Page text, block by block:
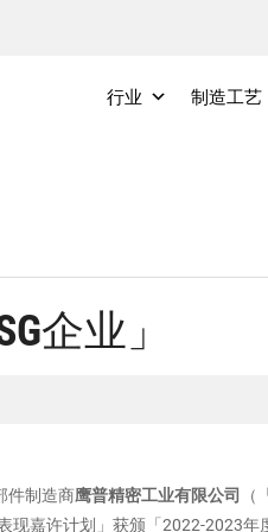
行业 制造工艺
企业」
件制造商鹰普精密工业有限公司 （「
嘉许计划」获颁「2022-2023年